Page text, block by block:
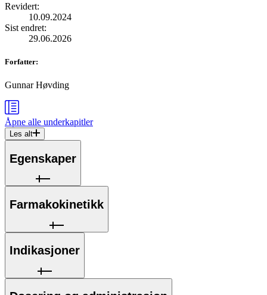
Revidert:
10.09.2024
Sist endret:
29.06.2026
Forfatter:
Gunnar Høvding
Åpne alle underkapitler
Les alt
Egenskaper
Farmakokinetikk
Indikasjoner